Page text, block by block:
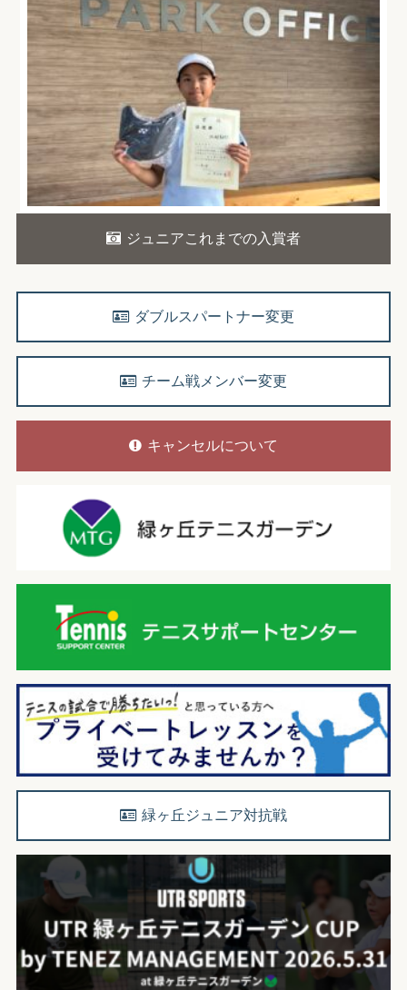
ジュニアこれまでの入賞者
ダブルスパートナー変更
チーム戦メンバー変更
キャンセルについて
緑ヶ丘ジュニア対抗戦